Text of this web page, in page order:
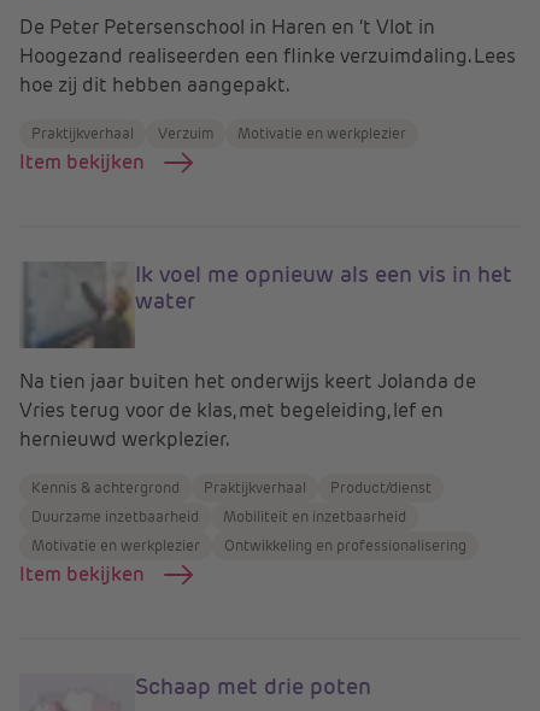
De Peter Petersenschool in Haren en ‘t Vlot in
Hoogezand realiseerden een flinke verzuimdaling. Lees
hoe zij dit hebben aangepakt.
Praktijkverhaal Verzuim Motivatie en werkplezier
Item bekijken
Ik voel me opnieuw als een vis in het
water
Na tien jaar buiten het onderwijs keert Jolanda de
Vries terug voor de klas, met begeleiding, lef en
hernieuwd werkplezier.
Kennis & achtergrond Praktijkverhaal
Product/dienst
Duurzame inzetbaarheid
Mobiliteit en inzetbaarheid
Motivatie en werkplezier
Ontwikkeling en professionalisering
Item bekijken
Schaap met drie poten